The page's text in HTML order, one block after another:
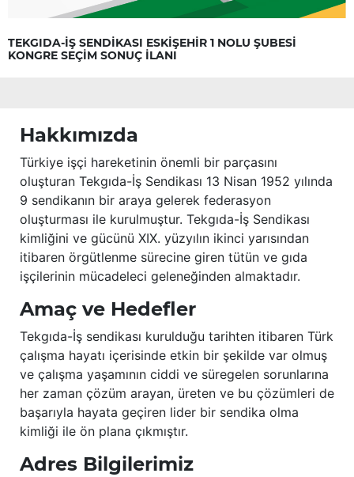
TEKGIDA-İŞ SENDİKASI ESKİŞEHİR 1 NOLU ŞUBESİ
KONGRE SEÇİM SONUÇ İLANI
Hakkımızda
Türkiye işçi hareketinin önemli bir parçasını
oluşturan Tekgıda-İş Sendikası 13 Nisan 1952 yılında
9 sendikanın bir araya gelerek federasyon
oluşturması ile kurulmuştur. Tekgıda-İş Sendikası
kimliğini ve gücünü XIX. yüzyılın ikinci yarısından
itibaren örgütlenme sürecine giren tütün ve gıda
işçilerinin mücadeleci geleneğinden almaktadır.
Amaç ve Hedefler
Tekgıda-İş sendikası kurulduğu tarihten itibaren Türk
çalışma hayatı içerisinde etkin bir şekilde var olmuş
ve çalışma yaşamının ciddi ve süregelen sorunlarına
her zaman çözüm arayan, üreten ve bu çözümleri de
başarıyla hayata geçiren lider bir sendika olma
kimliği ile ön plana çıkmıştır.
Adres Bilgilerimiz